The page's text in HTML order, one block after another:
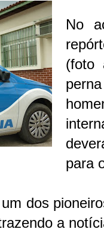
No
(foto
para
dos
a